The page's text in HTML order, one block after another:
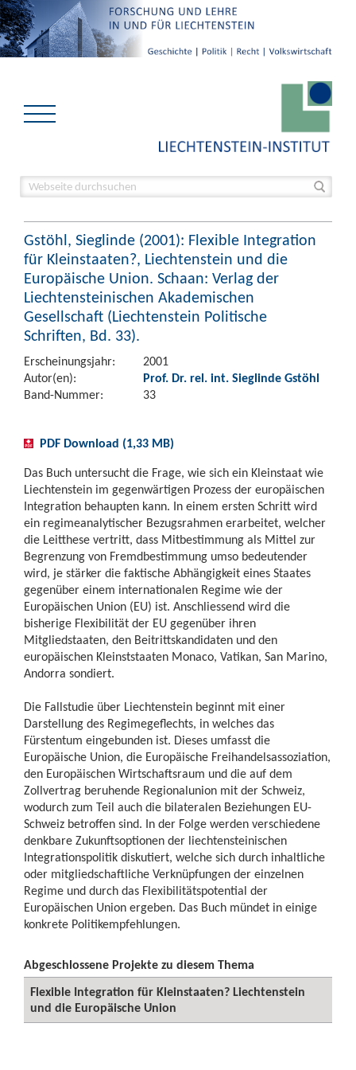
Gstöhl, Sieglinde (2001): Flexible Integration
für Kleinstaaten?, Liechtenstein und die
Europäische Union. Schaan: Verlag der
Liechtensteinischen Akademischen
Gesellschaft (Liechtenstein Politische
Schriften, Bd. 33).
Erscheinungsjahr:
2001
Autor(en):
Prof. Dr. rel. int. Sieglinde Gstöhl
Band-Nummer:
33
PDF Download (1,33 MB)
Das Buch untersucht die Frage, wie sich ein Kleinstaat wie
Liechtenstein im gegenwärtigen Prozess der europäischen
Integration behaupten kann. In einem ersten Schritt wird
ein regimeanalytischer Bezugsrahmen erarbeitet, welcher
die Leitthese vertritt, dass Mitbestimmung als Mittel zur
Begrenzung von Fremdbestimmung umso bedeutender
wird, je stärker die faktische Abhängigkeit eines Staates
gegenüber einem internationalen Regime wie der
Europäischen Union (EU) ist. Anschliessend wird die
bisherige Flexibilität der EU gegenüber ihren
Mitgliedstaaten, den Beitrittskandidaten und den
europäischen Kleinststaaten Monaco, Vatikan, San Marino,
Andorra sondiert.
Die Fallstudie über Liechtenstein beginnt mit einer
Darstellung des Regimegeflechts, in welches das
Fürstentum eingebunden ist. Dieses umfasst die
Europäische Union, die Europäische Freihandelsassoziation,
den Europäischen Wirtschaftsraum und die auf dem
Zollvertrag beruhende Regionalunion mit der Schweiz,
wodurch zum Teil auch die bilateralen Beziehungen EU-
Schweiz betroffen sind. In der Folge werden verschiedene
denkbare Zukunftsoptionen der liechtensteinischen
Integrationspolitik diskutiert, welche sich durch inhaltliche
oder mitgliedschaftliche Verknüpfungen der einzelnen
Regime und durch das Flexibilitätspotential der
Europäischen Union ergeben. Das Buch mündet in einige
konkrete Politikempfehlungen.
Abgeschlossene Projekte zu diesem Thema
Flexible Integration für Kleinstaaten? Liechtenstein
und die Europäische Union